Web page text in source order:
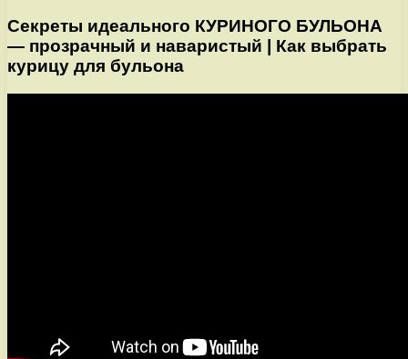
Секреты идеального КУРИНОГО БУЛЬОНА
— прозрачный и наваристый | Как выбрать
курицу для бульона